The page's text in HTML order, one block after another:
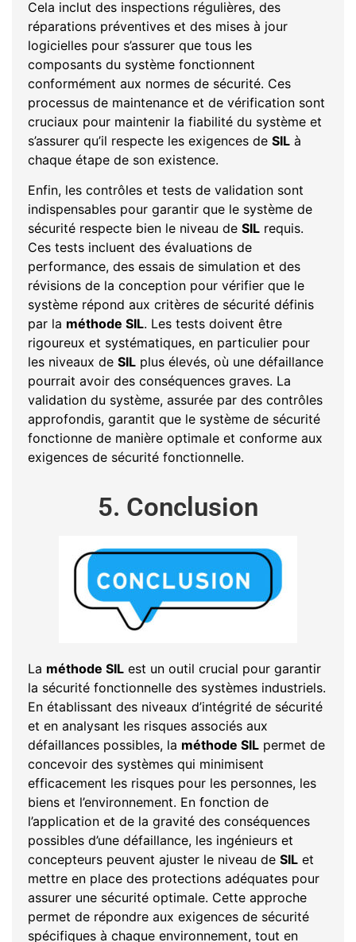
Cela inclut des inspections régulières, des
réparations préventives et des mises à jour
logicielles pour s’assurer que tous les
composants du système fonctionnent
conformément aux normes de sécurité. Ces
processus de maintenance et de vérification sont
cruciaux pour maintenir la fiabilité du système et
s’assurer qu’il respecte les exigences de SIL à
chaque étape de son existence.
Enfin, les contrôles et tests de validation sont
indispensables pour garantir que le système de
sécurité respecte bien le niveau de SIL requis.
Ces tests incluent des évaluations de
performance, des essais de simulation et des
révisions de la conception pour vérifier que le
système répond aux critères de sécurité définis
par la méthode SIL. Les tests doivent être
rigoureux et systématiques, en particulier pour
les niveaux de SIL plus élevés, où une défaillance
pourrait avoir des conséquences graves. La
validation du système, assurée par des contrôles
approfondis, garantit que le système de sécurité
fonctionne de manière optimale et conforme aux
exigences de sécurité fonctionnelle.
5. Conclusion
La méthode SIL est un outil crucial pour garantir
la sécurité fonctionnelle des systèmes industriels.
En établissant des niveaux d’intégrité de sécurité
et en analysant les risques associés aux
défaillances possibles, la méthode SIL permet de
concevoir des systèmes qui minimisent
efficacement les risques pour les personnes, les
biens et l’environnement. En fonction de
l’application et de la gravité des conséquences
possibles d’une défaillance, les ingénieurs et
concepteurs peuvent ajuster le niveau de SIL et
mettre en place des protections adéquates pour
assurer une sécurité optimale. Cette approche
permet de répondre aux exigences de sécurité
spécifiques à chaque environnement, tout en